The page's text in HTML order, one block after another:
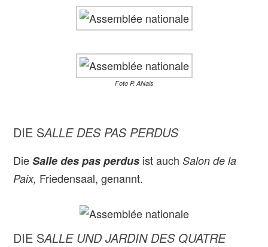
Foto P. ANais
DIE SALLE DES PAS PERDUS
DieSalle des pas perdus ist auchSalon de la
Paix, Friedensaal, genannt.
DIE SALLE UND JARDIN DES QUATRE